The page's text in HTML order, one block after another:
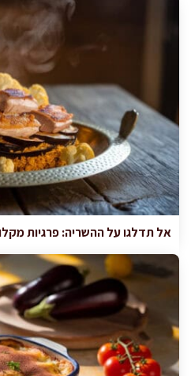
אל תדלגו על ההשריה: פרגיות